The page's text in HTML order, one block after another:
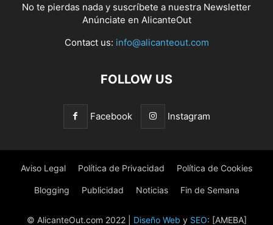
No te pierdas nada y suscríbete a nuestra Newsletter
Anúnciate en AlicanteOut
Contact us: info@alicanteout.com
FOLLOW US
Facebook Instagram
Aviso Legal Política de Privacidad Política de Cookies
Blogging Publicidad Noticias Fin de Semana
© AlicanteOut.com 2022 | Diseño Web y SEO: [AMEBA]